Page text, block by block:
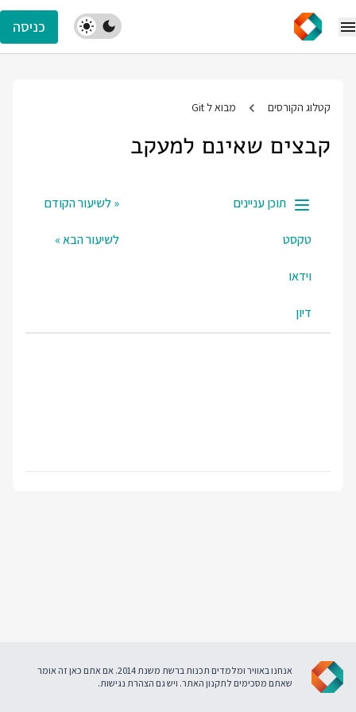
כניסה
קטלוג הקורסים מבוא ל Git
קבצים שאינם למעקב
תוכן עניינים
טקסט
וידאו
דיון
« לשיעור הקודם
לשיעור הבא »
אנחנו באוויר ומלמדים תכנות ברשת משנת 2014. אם אתם כאן זה אומר
שאתם מסכימים לתקנון האתר. ויש גם הצהרת נגישות.